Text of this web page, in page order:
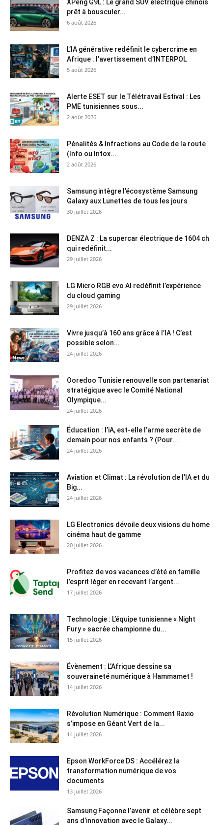
XPeng G9L : Le grand SUV électrique chinois
prêt à bousculer...
6 août 2026
L’IA générative redéfinit le cybercrime en
Afrique : l’avertissement d’INTERPOL
5 août 2026
Alerte ESET sur le Télétravail Estival : Les
PME tunisiennes sous...
2 août 2026
Pénalités & Infractions au Code de la route
(Info ou Intox...
2 août 2026
Samsung intègre l’écosystème Samsung
Galaxy aux Lunettes de tous les jours
30 juillet 2026
DENZA Z : La supercar électrique de 1604 ch
qui redéfinit...
29 juillet 2026
LG Micro RGB evo AI redéfinit l’expérience
du cloud gaming
29 juillet 2026
Vivre jusqu’à 160 ans grâce à l’IA ! C’est
possible selon...
24 juillet 2026
Ooredoo Tunisie renouvelle son partenariat
stratégique avec le Comité National
Olympique...
24 juillet 2026
Éducation : l’iA, est-elle l’arme secrète de
demain pour nos enfants ? (Pour...
24 juillet 2026
Aviation et Climat : La révolution de l’IA et du
Big...
24 juillet 2026
LG Electronics dévoile deux visions du home
cinéma haut de gamme
20 juillet 2026
Profitez de vos vacances d’été en famille
l’esprit léger en recevant l’argent...
17 juillet 2026
Technologie : L’équipe tunisienne « Night
Fury » sacrée championne du...
15 juillet 2026
Évènement : L’Afrique dessine sa
souveraineté numérique à Hammamet !
14 juillet 2026
Révolution Numérique : Comment Raxio
s’impose en Géant Vert de la...
14 juillet 2026
Epson WorkForce DS : Accélérez la
transformation numérique de vos
documents
13 juillet 2026
Samsung Façonne l’avenir et célèbre sept
ans d’innovation avec le Galaxy...